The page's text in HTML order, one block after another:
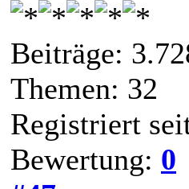
Beiträge:
Themen: 32
Registriert
Bewertung: 0